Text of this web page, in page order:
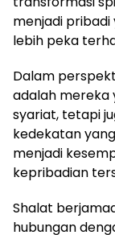
menjadi pribadi
lebih peka
Dalam
adalah mereka
syariat, tetapi
kedekatan
menjadi
kepribadian
Shalat
hubungan